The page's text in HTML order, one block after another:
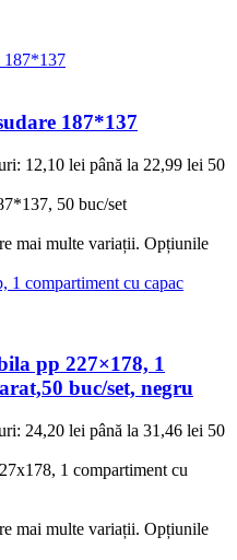
187*137
12,10 lei până la 22,99 lei 50
50 buc/set
mai multe variații. Opțiunile
pp 227×178, 1
buc/set, negru
24,20 lei până la 31,46 lei 50
1 compartiment cu
mai multe variații. Opțiunile